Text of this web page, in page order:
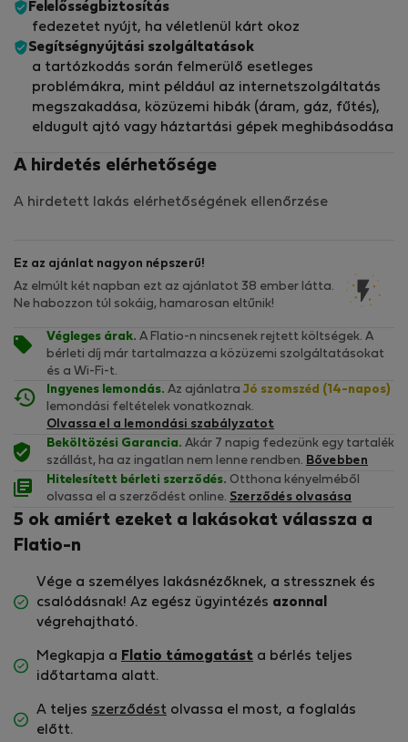
Felelősségbiztosítás
fedezetet nyújt, ha véletlenül kárt okoz
Segítségnyújtási szolgáltatások
a tartózkodás során felmerülő esetleges
problémákra, mint például az internetszolgáltatás
megszakadása, közüzemi hibák (áram, gáz, fűtés),
eldugult ajtó vagy háztartási gépek meghibásodása
A hirdetés elérhetősége
A hirdetett lakás elérhetőségének ellenőrzése
Ez az ajánlat nagyon népszerű!
Az elmúlt két napban ezt az ajánlatot 38 ember látta.
Ne habozzon túl sokáig, hamarosan eltűnik!
Végleges árak. A Flatio-n nincsenek rejtett költségek. A
bérleti díj már tartalmazza a közüzemi szolgáltatásokat
és a Wi-Fi-t.
Ingyenes lemondás. Az ajánlatra Jó szomszéd (14-napos)
lemondási feltételek vonatkoznak.
Olvassa el a lemondási szabályzatot
Beköltözési Garancia. Akár 7 napig fedezünk egy tartalék
szállást, ha az ingatlan nem lenne rendben. Bővebben
Hitelesített bérleti szerződés. Otthona kényelméből
olvassa el a szerződést online. Szerződés olvasása
5 ok amiért ezeket a lakásokat válassza a
Flatio-n
Vége a személyes lakásnézőknek, a stressznek és
csalódásnak! Az egész ügyintézés azonnal
végrehajtható.
Megkapja a Flatio támogatást a bérlés teljes
időtartama alatt.
A teljes szerződést olvassa el most, a foglalás
előtt.